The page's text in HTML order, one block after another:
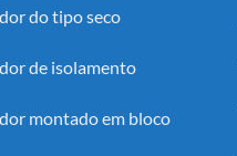
do tipo seco
de isolamento
montado em bloco